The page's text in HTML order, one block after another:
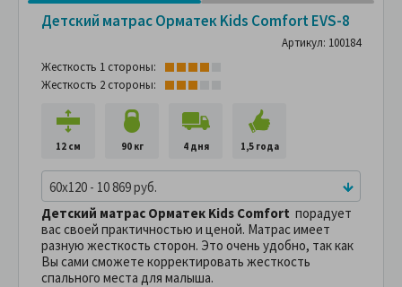
Детский матрас Орматек Kids Comfort EVS-8
Артикул: 100184
Жесткость 1 стороны:
Жесткость 2 стороны:
12 см 90 кг 4 дня 1,5 года
60x120 - 10 869 руб.
Детский матрас Орматек Kids Сomfort порадует
вас своей практичностью и ценой. Матрас имеет
разную жесткость сторон. Это очень удобно, так как
Вы сами сможете корректировать жесткость
спального места для малыша.